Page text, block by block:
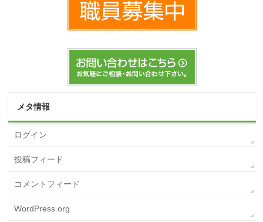
メタ情報
ログイン
投稿フィード
コメントフィード
WordPress.org